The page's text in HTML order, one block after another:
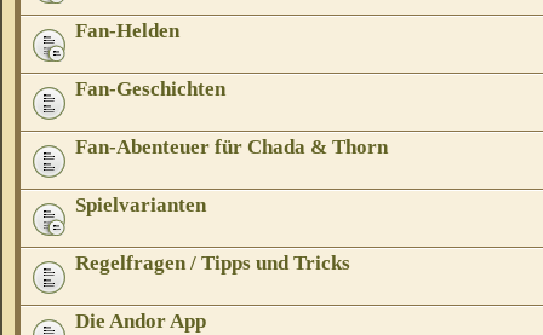
Fan-Helden
Fan-Geschichten
Fan-Abenteuer für Chada & Thorn
Spielvarianten
Regelfragen / Tipps und Tricks
Die Andor App